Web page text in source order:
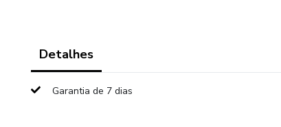
Detalhes
Garantia de 7 dias